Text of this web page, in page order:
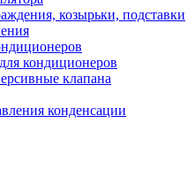
козырьки, подставки
кондиционеров
клапана
конденсации